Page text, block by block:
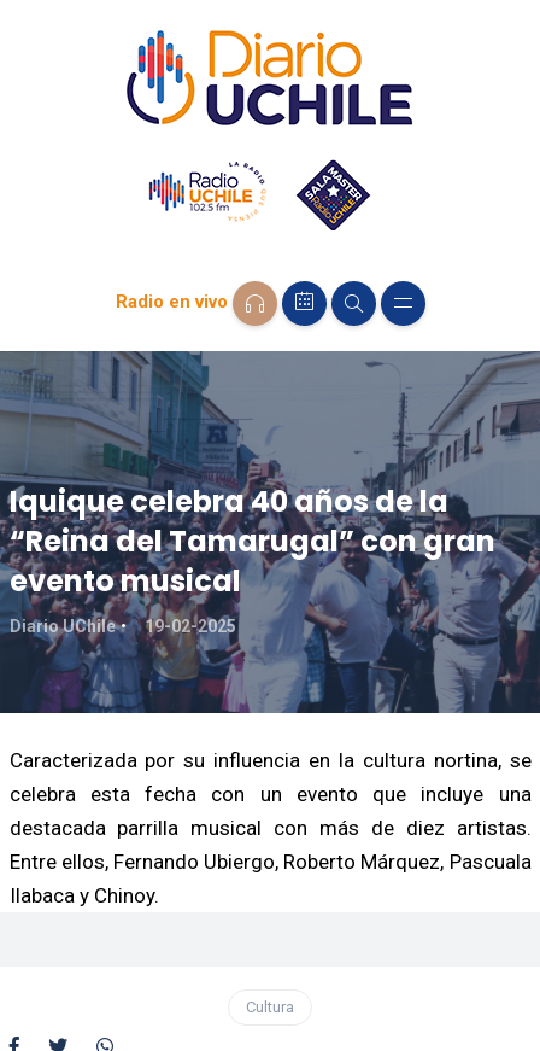
Radio en vivo
Iquique celebra 40 años de la
“Reina del Tamarugal” con gran
evento musical
Diario UChile 19-02-2025
Caracterizada por su influencia en la cultura nortina, se
celebra esta fecha con un evento que incluye una
destacada parrilla musical con más de diez artistas.
Entre ellos, Fernando Ubiergo, Roberto Márquez, Pascuala
Ilabaca y Chinoy.
Cultura